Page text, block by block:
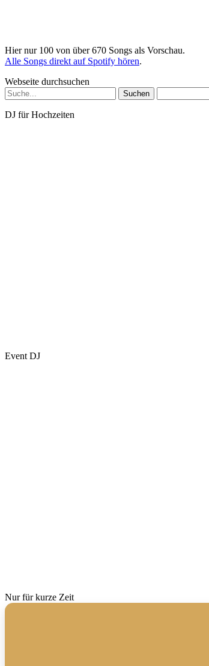
Hier nur 100 von über 670 Songs als Vorschau.
Alle Songs direkt auf Spotify hören.
Webseite durchsuchen
Suchen
nach:
DJ für Hochzeiten
Event DJ
Nur für kurze Zeit